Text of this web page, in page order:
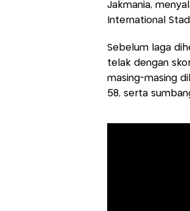
Jakmania,
International
Sebelum laga
telak dengan
masing-masing
58, serta